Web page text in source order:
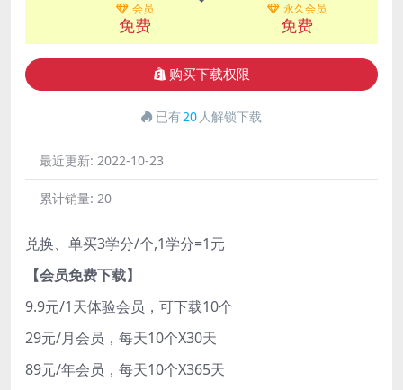
会员
免费
永久会员
免费
购买下载权限
已有20 人解锁下载
最近更新: 2022-10-23
累计销量: 20
兑换、单买3学分/个,1学分=1元
【会员免费下载】
9.9元/1天体验会员，可下载10个
29元/月会员，每天10个X30天
89元/年会员，每天10个X365天